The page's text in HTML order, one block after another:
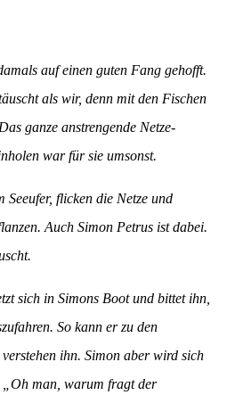
auf einen guten Fang gehofft.
als wir, denn mit den Fischen
ganze anstrengende Netze-
war für sie umsonst.
Seeufer, flicken die Netze und
Auch Simon Petrus ist dabei.
sich in Simons Boot und bittet ihn,
So kann er zu den
ihn. Simon aber wird sich
man, warum fragt der